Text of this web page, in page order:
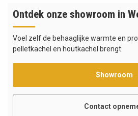
Ontdek onze showroom in
Voel zelf de behaaglijke warmte en
pelletkachel en houtkachel brengt.
Showroom
Contact